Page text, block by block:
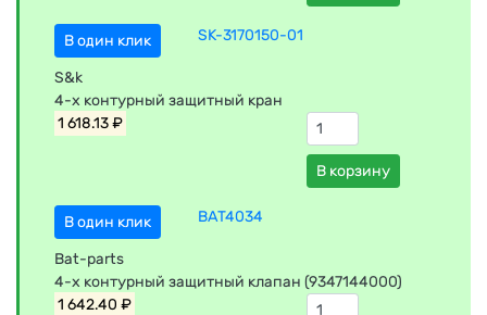
В один клик SK-3170150-01
S&k
4-х контурный защитный кран
1 618.13 ₽
В корзину
В один клик BAT4034
Bat-parts
4-х контурный защитный клапан (9347144000)
1 642.40 ₽